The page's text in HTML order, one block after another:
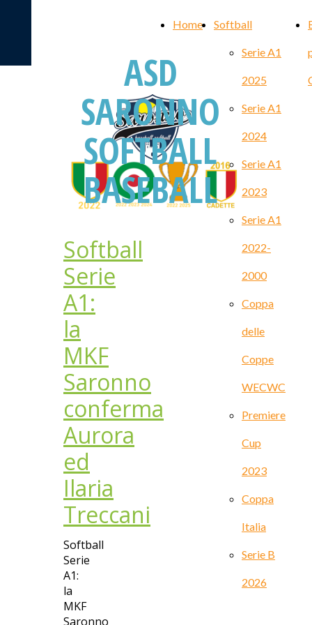
Home Softball
Serie A1
2025
Serie A1
2024
Serie A1
2023
Serie A1
2022-
2000
Coppa
delle
Coppe
WECWC
Premiere
Cup
2023
Coppa
Italia
Serie B
2026
ASD
SARONNO
SOFTBALL
BASEBALL
Softball
Serie
A1:
la
MKF
Saronno
conferma
Aurora
ed
Ilaria
Treccani
Softball
Serie
A1:
la
MKF
Saronno